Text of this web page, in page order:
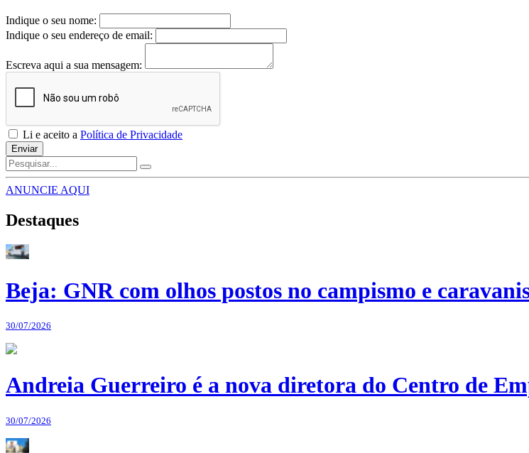
Indique o seu nome:
Indique o seu endereço de email:
Escreva aqui a sua mensagem:
Li e aceito a Política de Privacidade
Enviar
ANUNCIE AQUI
Destaques
Beja: GNR com olhos postos no campismo e
30/07/2026
Andreia Guerreiro é a nova diretora do Centro de
30/07/2026